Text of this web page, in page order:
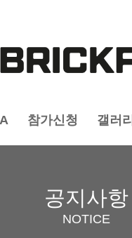
참가신청 갤러리
공지사항
NOTICE